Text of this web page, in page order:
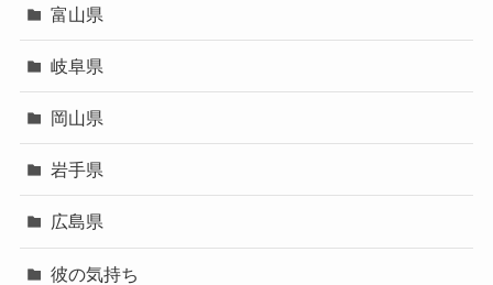
富山県
岐阜県
岡山県
岩手県
広島県
彼の気持ち